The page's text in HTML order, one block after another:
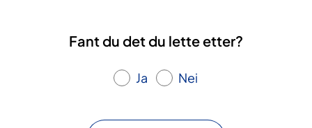
Fant du det du lette etter?
Ja Nei